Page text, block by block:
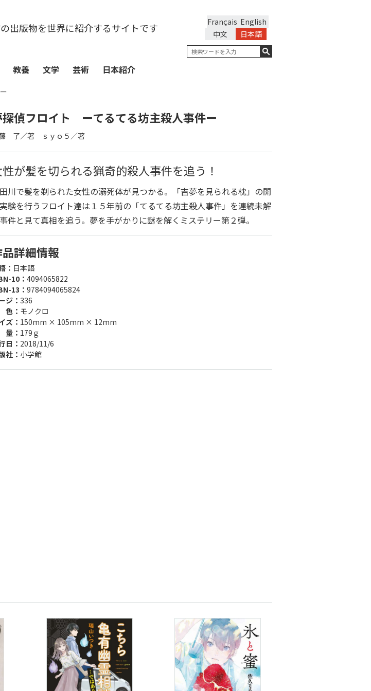
出版物を世界に紹介するサイトです English
Français
日本語
中文
教養 文学 芸術 日本紹介
探偵フロイト ーてるてる坊主殺人事件ー
了／著 ｓｙｏ５／著
が髪を切られる猟奇的殺人事件を追う！
川で髪を剃られた女性の溺死体が見つかる。「吉夢を見られる枕」の開
験を行うフロイト達は１５年前の「てるてる坊主殺人事件」を連続未解
件と見て真相を追う。夢を手がかりに謎を解くミステリー第２弾。
詳細情報
： 日本語
10： 4094065822
13： 9784094065824
ジ： 336
： モノクロ
ズ： 150mm × 105mm × 12mm
： 179ｇ
日： 2018/11/6
社： 小学館